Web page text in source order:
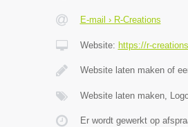
E-mail › R-Creations
Website: https://r-
Website laten maken of
Website laten maken,
Er wordt gewerkt op